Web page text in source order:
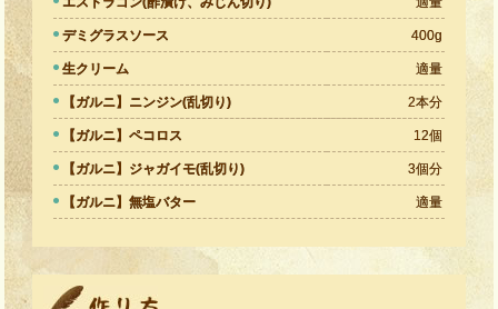
デミグラスソース 400g
生クリーム 適量
【ガルニ】ニンジン(乱切り) 2本分
【ガルニ】ペコロス 12個
【ガルニ】ジャガイモ(乱切り) 3個分
【ガルニ】無塩バター 適量